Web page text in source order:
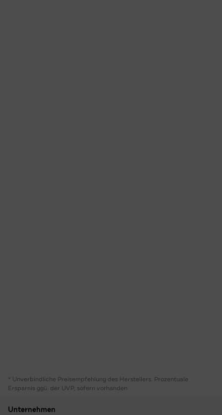
* Unverbindliche Preisempfehlung des Herstellers. Prozentuale
Ersparnis ggü. der UVP, sofern vorhanden
Unternehmen